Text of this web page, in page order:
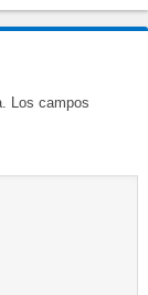
Los campos